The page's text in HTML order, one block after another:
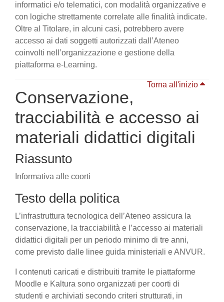
informatici e/o telematici, con modalità organizzative e
con logiche strettamente correlate alle finalità indicate.
Oltre al Titolare, in alcuni casi, potrebbero avere
accesso ai dati soggetti autorizzati dall’Ateneo
coinvolti nell’organizzazione e gestione della
piattaforma e-Learning.
Torna all'inizio
Conservazione,
tracciabilità e accesso ai
materiali didattici digitali
Riassunto
Informativa alle coorti
Testo della politica
L’infrastruttura tecnologica dell’Ateneo assicura la
conservazione, la tracciabilità e l’accesso ai materiali
didattici digitali per un periodo minimo di tre anni,
come previsto dalle linee guida ministeriali e ANVUR.
I contenuti caricati e distribuiti tramite le piattaforme
Moodle e Kaltura sono organizzati per coorti di
studenti e archiviati secondo criteri strutturati, in